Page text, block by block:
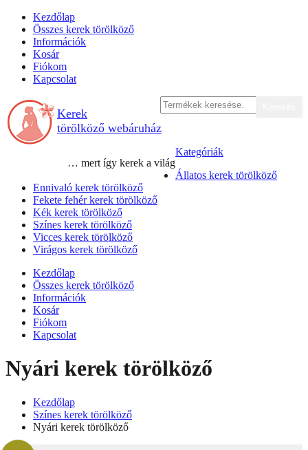
Skip
content
Kezdőlap
Összes kerek törölköző
Információk
Kosár
Fiókom
Kapcsolat
következőre:
Kerek
törölköző webáruház
… mert így kerek a világ
Kategóriák
Állatos kerek törölköző
Ennivaló kerek törölköző
Fekete fehér kerek törölköző
Kék kerek törölköző
Színes kerek törölköző
Vicces kerek törölköző
Virágos kerek törölköző
Kezdőlap
Összes kerek törölköző
Információk
Kosár
Fiókom
Kapcsolat
Nyári kerek törölköző
Kezdőlap
Színes kerek törölköző
Nyári kerek törölköző